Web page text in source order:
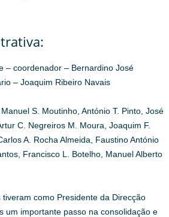
– coordenador – Bernardino José
– Joaquim Ribeiro Navais
S. Moutinho, António T. Pinto, José
C. Negreiros M. Moura, Joaquim F.
A. Rocha Almeida, Faustino António
Francisco L. Botelho, Manuel Alberto
como Presidente da Direcção
um importante passo na consolidação e